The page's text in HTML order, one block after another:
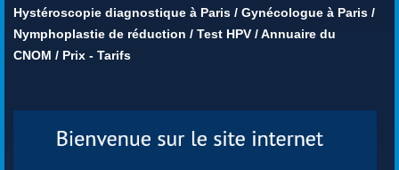
Hystéroscopie diagnostique à Paris / Gynécologue à Paris /
Nymphoplastie de réduction / Test HPV /Annuaire du
CNOM / Prix - Tarifs